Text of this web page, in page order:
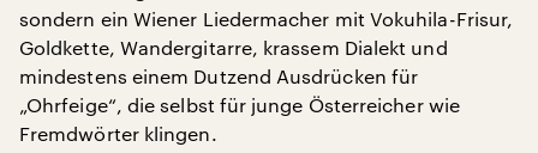
sondern ein Wiener Liedermacher mit Vokuhila-Frisur,
Goldkette, Wandergitarre, krassem Dialekt und
mindestens einem Dutzend Ausdrücken für
„Ohrfeige“, die selbst für junge Österreicher wie
Fremdwörter klingen.